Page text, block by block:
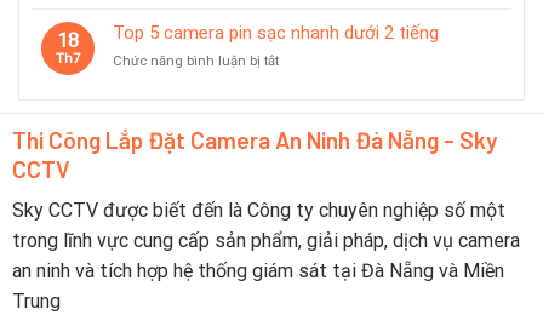
dùng
8
báo
trực
tiếp
thoại
18
Th7
Top 5 camera pin sạc nhanh dưới 2 tiếng
Chức năng bình luận bị tắtở
pin
dưới
2
tiếng
Thi Công Lắp Đặt Camera An Ninh Đà Nẵng - Sky
CCTV
Sky CCTV được biết đến là Công ty chuyên nghiệp số một
trong lĩnh vực cung cấp sản phẩm, giải pháp, dịch vụ camera
an ninh và tích hợp hệ thống giám sát tại Đà Nẵng và Miền
Trung